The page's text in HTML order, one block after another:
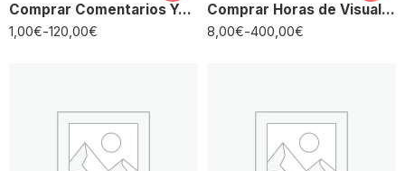
Comprar Comentarios YouTube
1,00€-120,00€
Comprar Horas de Visualización YouTube
8,00€-400,00€